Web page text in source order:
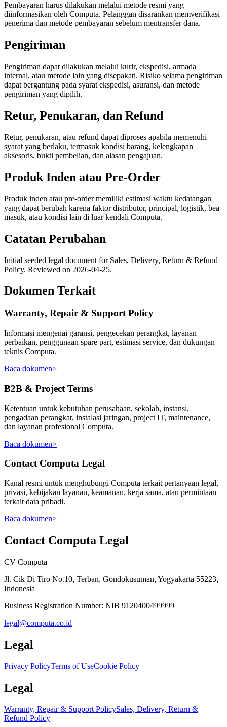
Pembayaran harus dilakukan melalui metode resmi yang
diinformasikan oleh Computa. Pelanggan disarankan memverifikasi
penerima dan metode pembayaran sebelum mentransfer dana.
Pengiriman
Pengiriman dapat dilakukan melalui kurir, ekspedisi, armada
internal, atau metode lain yang disepakati. Risiko selama pengiriman
dapat bergantung pada syarat ekspedisi, asuransi, dan metode
pengiriman yang dipilih.
Retur, Penukaran, dan Refund
Retur, penukaran, atau refund dapat diproses apabila memenuhi
syarat yang berlaku, termasuk kondisi barang, kelengkapan
aksesoris, bukti pembelian, dan alasan pengajuan.
Produk Inden atau Pre-Order
Produk inden atau pre-order memiliki estimasi waktu kedatangan
yang dapat berubah karena faktor distributor, principal, logistik, bea
masuk, atau kondisi lain di luar kendali Computa.
Catatan Perubahan
Initial seeded legal document for Sales, Delivery, Return & Refund
Policy. Reviewed on 2026-04-25.
Dokumen Terkait
Warranty, Repair & Support Policy
Informasi mengenai garansi, pengecekan perangkat, layanan
perbaikan, penggunaan spare part, estimasi service, dan dukungan
teknis Computa.
Baca dokumen>
B2B & Project Terms
Ketentuan untuk kebutuhan perusahaan, sekolah, instansi,
pengadaan perangkat, instalasi jaringan, project IT, maintenance,
dan layanan profesional Computa.
Baca dokumen>
Contact Computa Legal
Kanal resmi untuk menghubungi Computa terkait pertanyaan legal,
privasi, kebijakan layanan, keamanan, kerja sama, atau permintaan
terkait data pribadi.
Baca dokumen>
Contact Computa Legal
CV Computa
Jl. Cik Di Tiro No.10, Terban, Gondokusuman, Yogyakarta 55223,
Indonesia
Business Registration Number: NIB 9120400499999
legal@computa.co.id
Legal
Privacy PolicyTerms of UseCookie Policy
Legal
Warranty, Repair & Support PolicySales, Delivery, Return &
Refund Policy